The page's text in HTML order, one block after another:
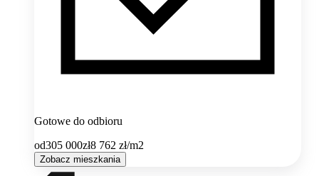
Gotowe do odbioru
od305 000zł8 762 zł/m2
Zobacz mieszkania